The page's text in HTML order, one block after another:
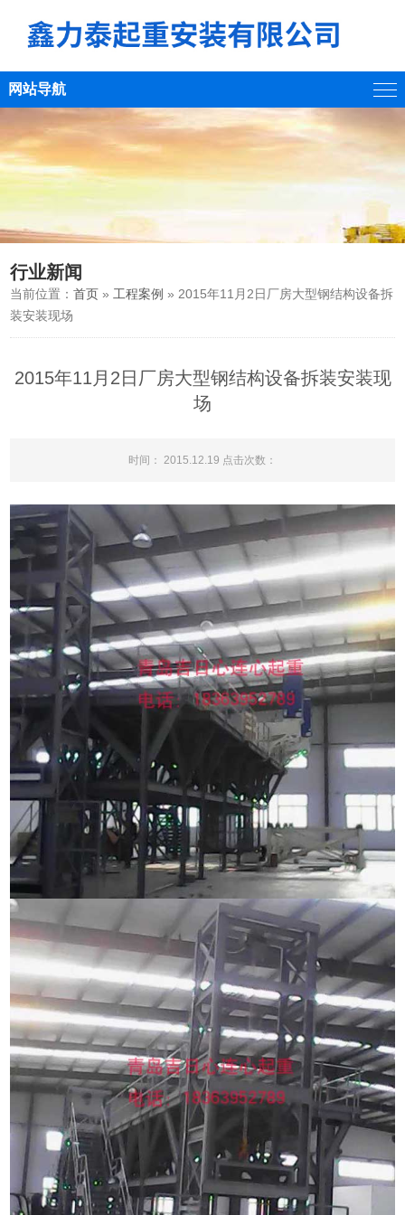
网站导航
行业新闻
当前位置：首页 »工程案例 » 2015年11月2日厂房大型钢结构设备拆
装安装现场
2015年11月2日厂房大型钢结构设备拆装安装现
场
时间： 2015.12.19 点击次数：